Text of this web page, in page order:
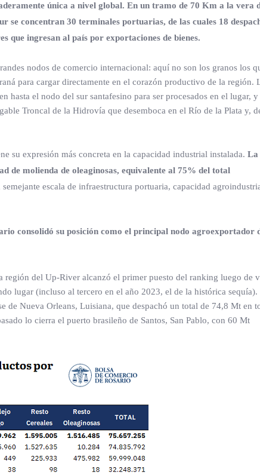
única a nivel global. En un tramo de 70 Km a la vera
concentran 30 terminales portuarias, de las cuales 18
que ingresan al país por exportaciones de bienes.
nodos de comercio internacional: aquí no son los granos los
para cargar directamente en el corazón productivo de la región.
hasta el nodo del sur santafesino para ser procesados en el lugar, y
Troncal de la Hidrovía que desemboca en el Río de la Plata y,
su expresión más concreta en la capacidad industrial instalada. La
de molienda de oleaginosas, equivalente al 75% del total
escala de infraestructura portuaria, capacidad
consolidó su posición como el principal nodo agroexportador
del Up-River alcanzó el primer puesto del ranking luego de
lugar (incluso al tercero en el año 2023, el de la histórica sequía).
de Nueva Orleans, Luisiana, que despachó un total de 74,8 Mt en
lo cierra el puerto brasileño de Santos, San Pablo, con 60 Mt